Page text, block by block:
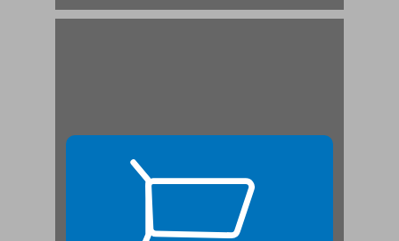
תכנים, ערכים ותהליכים באירועי 2023 – 2024 בישראל כפי שהשתקפו בזיכרון האישי והלאומי ... 28